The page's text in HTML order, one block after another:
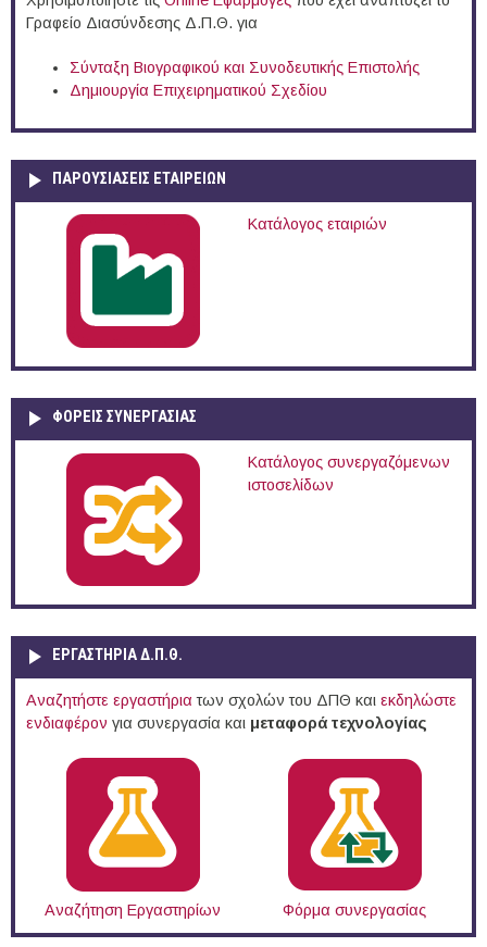
Γραφείο Διασύνδεσης Δ.Π.Θ. για
Σύνταξη Βιογραφικού και Συνοδευτικής Επιστολής
Δημιουργία Επιχειρηματικού Σχεδίου
ΠΑΡΟΥΣΙΆΣΕΙΣ ΕΤΑΙΡΕΙΏΝ
Κατάλογος εταιριών
ΦΟΡΕΙΣ ΣΥΝΕΡΓΑΣΙΑΣ
Κατάλογος συνεργαζόμενων
ιστοσελίδων
ΕΡΓΑΣΤΗΡΙΑ Δ.Π.Θ.
Αναζητήστε εργαστήρια των σχολών του ΔΠΘ και εκδηλώστε
ενδιαφέρον για συνεργασία και μεταφορά τεχνολογίας
Αναζήτηση Εργαστηρίων Φόρμα συνεργασίας